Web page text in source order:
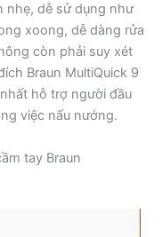
nhẹ, dễ sử dụng như
xoong, dễ dàng rửa
còn phải suy xét
Braun MultiQuick 9
hỗ trợ người đầu
việc nấu nướng.
tay Braun